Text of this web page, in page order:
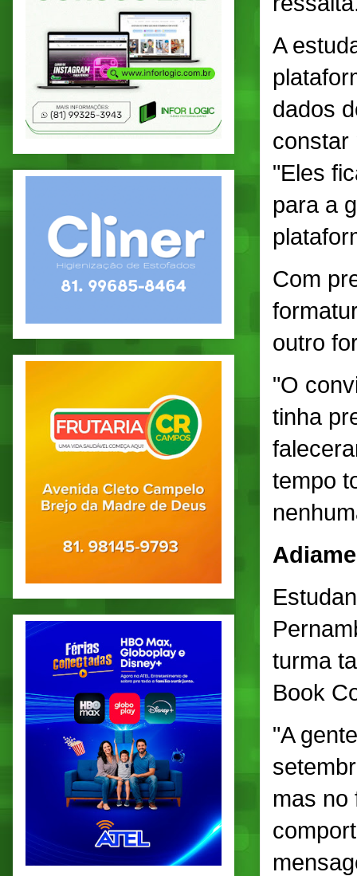
A
dados
constar
"Eles
para a
Com
outro
"O
tinha
tempo
turma
Book
"A
mas no